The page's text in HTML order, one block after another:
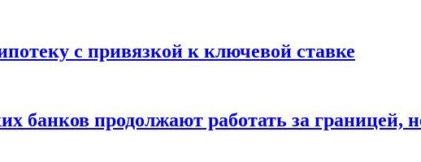
с привязкой к ключевой ставке
банков продолжают работать за границей,